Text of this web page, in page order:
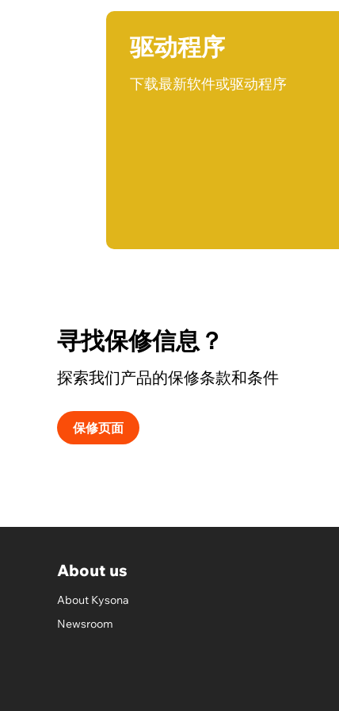
驱动程序
下载最新软件或驱动程序
寻找保修信息？
探索我们产品的保修条款和条件
保修页面
About us
About Kysona
Newsroom